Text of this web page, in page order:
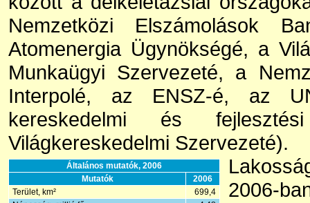
Nemzetközi Elszámolások
Atomenergia Ügynökségé, a
Munkaügyi Szervezeté, a
Interpolé, az ENSZ-é, az
kereskedelmi és
Világkereskedelmi Szervezeté).
Általános mutatók, 2006
Mutatók
2006
Terület, km²
699,4
2006-